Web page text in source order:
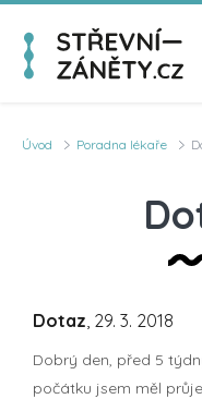
Úvod Poradna lékaře
Dotaz, 29. 3. 2018
Dobrý den, před 5
počátku jsem měl